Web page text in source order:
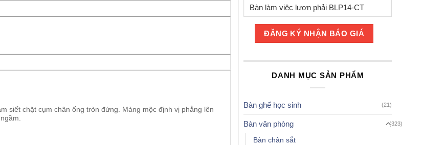
siết chặt cụm chân ống tròn đứng. Mảng mộc định vị phẳng lên
DANH MỤC SẢN PHẨM
Bàn ghế học sinh (21)
Bàn văn phòng (323)
Bàn chân sắt